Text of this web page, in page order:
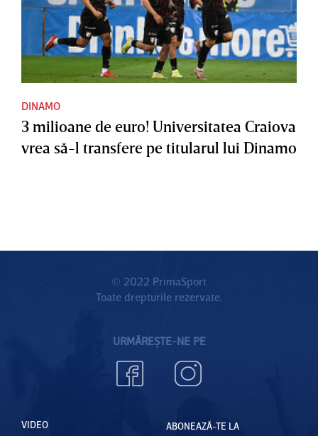
DINAMO
3 milioane de euro! Universitatea Craiova
vrea să-l transfere pe titularul lui Dinamo
© 2022 PrimaSport
Toate drepturile rezervate.
URMĂREȘTE-NE PE
VIDEO
ABONEAZĂ-TE LA